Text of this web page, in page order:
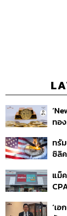
ทอ
ทรั
ซิลิ
แม็
ปรั
‘เ